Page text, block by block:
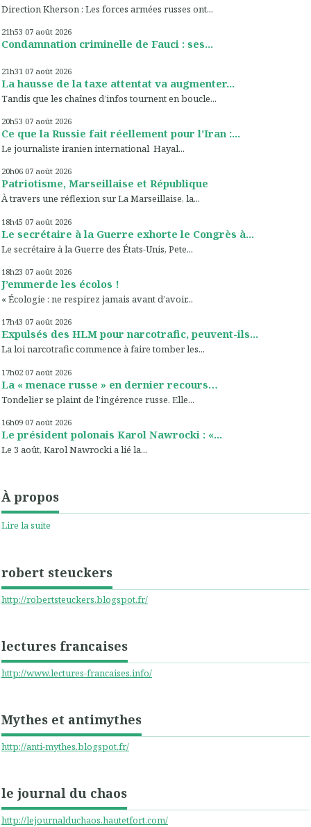
Direction Kherson : Les forces armées russes ont...
21h53 07 août 2026
Condamnation criminelle de Fauci : ses...
21h31 07 août 2026
La hausse de la taxe attentat va augmenter...
Tandis que les chaînes d’infos tournent en boucle...
20h53 07 août 2026
Ce que la Russie fait réellement pour l’Iran :...
Le journaliste iranien international Hayal...
20h06 07 août 2026
Patriotisme, Marseillaise et République
À travers une réflexion sur La Marseillaise, la...
18h45 07 août 2026
Le secrétaire à la Guerre exhorte le Congrès à...
Le secrétaire à la Guerre des États-Unis, Pete...
18h23 07 août 2026
J’emmerde les écolos !
« Écologie : ne respirez jamais avant d’avoir...
17h43 07 août 2026
Expulsés des HLM pour narcotrafic, peuvent-ils...
La loi narcotrafic commence à faire tomber les...
17h02 07 août 2026
La « menace russe » en dernier recours…
Tondelier se plaint de l’ingérence russe. Elle...
16h09 07 août 2026
Le président polonais Karol Nawrocki : «...
Le 3 août, Karol Nawrocki a lié la...
À propos
Lire la suite
robert steuckers
http://robertsteuckers.blogspot.fr/
lectures francaises
http://www.lectures-francaises.info/
Mythes et antimythes
http://anti-mythes.blogspot.fr/
le journal du chaos
http://lejournalduchaos.hautetfort.com/